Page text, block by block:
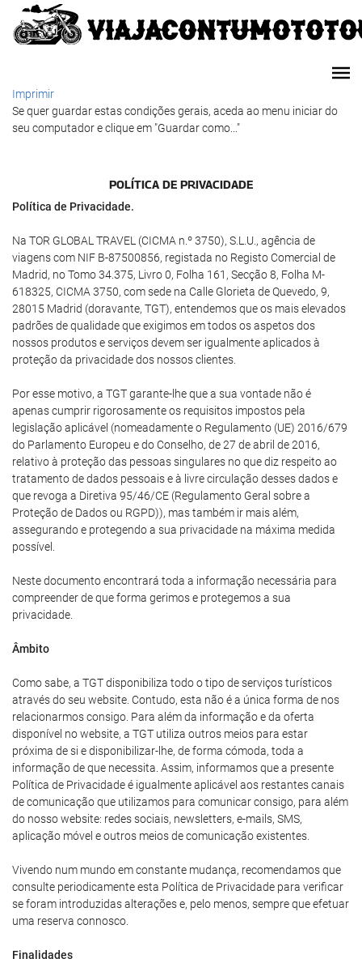
Imprimir
Se quer guardar estas condições gerais, aceda ao menu iniciar do
seu computador e clique em "Guardar como..."
POLÍ­TICA DE PRIVACIDADE
Política de Privacidade.
Na TOR GLOBAL TRAVEL (CICMA n.º 3750), S.L.U., agência de
viagens com NIF B-87500856, registada no Registo Comercial de
Madrid, no Tomo 34.375, Livro 0, Folha 161, Secção 8, Folha M-
618325, CICMA 3750, com sede na Calle Glorieta de Quevedo, 9,
28015 Madrid (doravante, TGT), entendemos que os mais elevados
padrões de qualidade que exigimos em todos os aspetos dos
nossos produtos e serviços devem ser igualmente aplicados à
proteção da privacidade dos nossos clientes.
Por esse motivo, a TGT garante-lhe que a sua vontade não é
apenas cumprir rigorosamente os requisitos impostos pela
legislação aplicável (nomeadamente o Regulamento (UE) 2016/679
do Parlamento Europeu e do Conselho, de 27 de abril de 2016,
relativo à proteção das pessoas singulares no que diz respeito ao
tratamento de dados pessoais e à livre circulação desses dados e
que revoga a Diretiva 95/46/CE (Regulamento Geral sobre a
Proteção de Dados ou RGPD)), mas também ir mais além,
assegurando e protegendo a sua privacidade na máxima medida
possível.
Neste documento encontrará toda a informação necessária para
compreender de que forma gerimos e protegemos a sua
privacidade.
Âmbito
Como sabe, a TGT disponibiliza todo o tipo de serviços turísticos
através do seu website. Contudo, esta não é a única forma de nos
relacionarmos consigo. Para além da informação e da oferta
disponível no website, a TGT utiliza outros meios para estar
próxima de si e disponibilizar-lhe, de forma cómoda, toda a
informação de que necessita. Assim, informamos que a presente
Política de Privacidade é igualmente aplicável aos restantes canais
de comunicação que utilizamos para comunicar consigo, para além
do nosso website: redes sociais, newsletters, e-mails, SMS,
aplicação móvel e outros meios de comunicação existentes.
Vivendo num mundo em constante mudança, recomendamos que
consulte periodicamente esta Política de Privacidade para verificar
se foram introduzidas alterações e, pelo menos, sempre que efetuar
uma reserva connosco.
Finalidades